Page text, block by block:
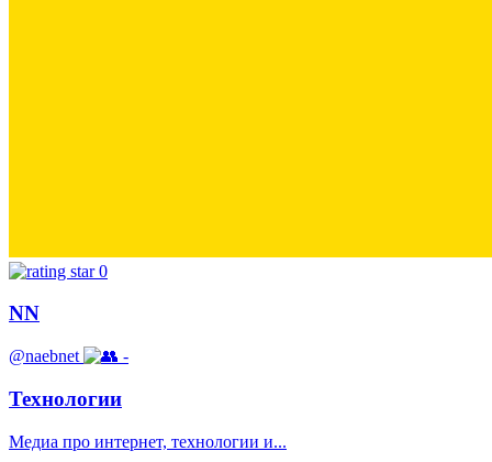
0
NN
@naebnet -
Технологии
Медиа про интернет, технологии и...